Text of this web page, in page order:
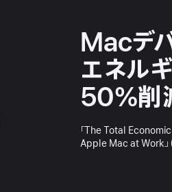
Macデ
エネル
50%削
「The Total
Apple Mac at Work」